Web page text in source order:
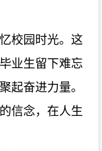
校园时光。这
业生留下难忘
起奋进力量。
信念，在人生